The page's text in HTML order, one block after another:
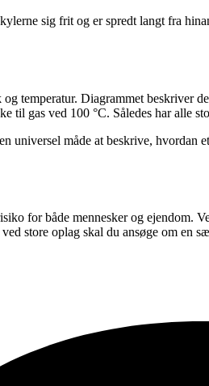
sig frit og er spredt langt fra
temperatur. Diagrammet beskriver
gas ved 100 °C. Således har alle
universel måde at beskrive, hvordan
for både mennesker og ejendom.
store oplag skal du ansøge om en